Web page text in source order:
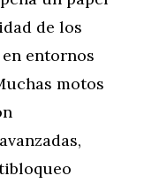
de los
entornos
motos